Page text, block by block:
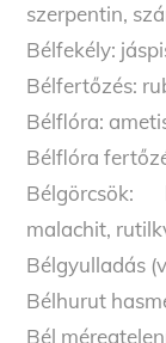
szerpentin,
Bélfekély:
Bélfertőzés:
Bélflóra:
Bélflóra
Bélgörcsök:
malachit,
Bélgyulladás
Bélhurut
Bél